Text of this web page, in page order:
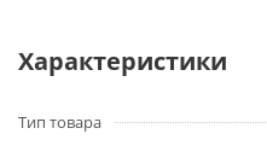
Характеристики
Тип товара